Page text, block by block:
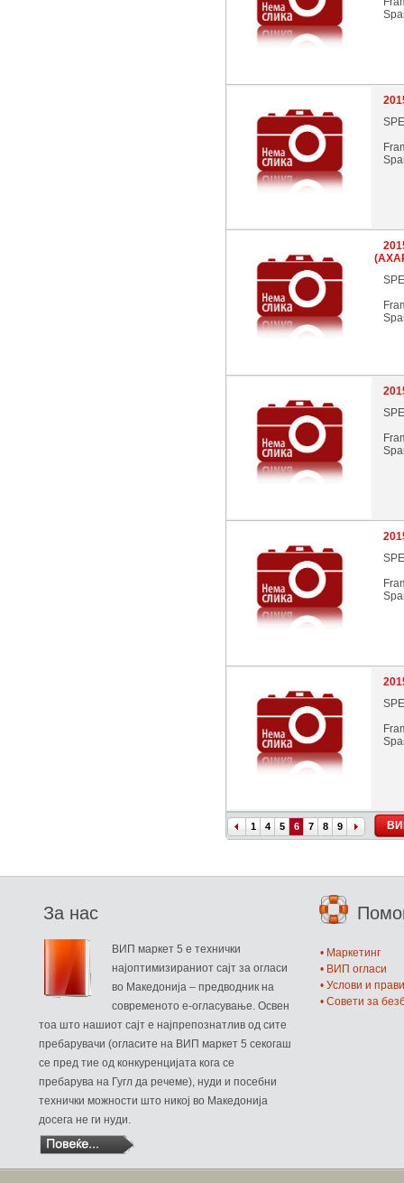
1 4 5 6 7 8 9
За нас
ВИП маркет 5 е технички
најоптимизираниот сајт за огласи
во Македонија – предводник на
современото е-огласување. Освен
тоа што нашиот сајт е најпрепознатлив од сите
пребарувачи (огласите на ВИП маркет 5 секогаш
се пред тие од конкуренцијата кога се
пребарува на Гугл да речеме), нуди и посебни
технички можности што никој во Македонија
досега не ги нуди.
• Маркетинг
• ВИП огласи
• Услови и
• Совети за